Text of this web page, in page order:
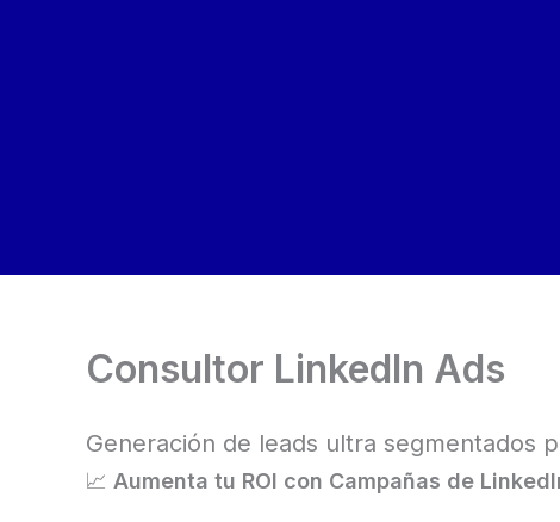
Consultor LinkedIn Ads
Generación de leads ultra segmentados
📈 Aumenta tu ROI con Campañas de